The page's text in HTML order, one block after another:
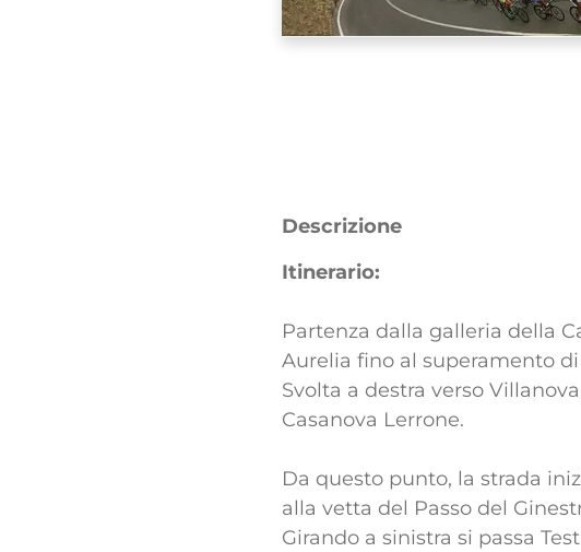
Descrizione
Itinerario:
Partenza dalla galleria della
Aurelia fino al superamento
Svolta a destra verso
Casanova Lerrone.
Da questo punto, la strada
alla vetta del Passo del
Girando a sinistra si passa